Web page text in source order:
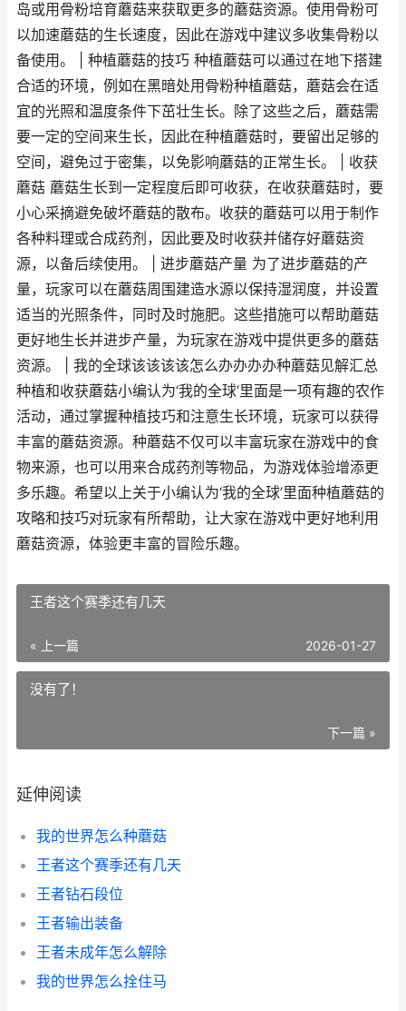
岛或用骨粉培育蘑菇来获取更多的蘑菇资源。使用骨粉可
以加速蘑菇的生长速度，因此在游戏中建议多收集骨粉以
备使用。 | 种植蘑菇的技巧 种植蘑菇可以通过在地下搭建
合适的环境，例如在黑暗处用骨粉种植蘑菇，蘑菇会在适
宜的光照和温度条件下茁壮生长。除了这些之后，蘑菇需
要一定的空间来生长，因此在种植蘑菇时，要留出足够的
空间，避免过于密集，以免影响蘑菇的正常生长。 | 收获
蘑菇 蘑菇生长到一定程度后即可收获，在收获蘑菇时，要
小心采摘避免破坏蘑菇的散布。收获的蘑菇可以用于制作
各种料理或合成药剂，因此要及时收获并储存好蘑菇资
源，以备后续使用。 | 进步蘑菇产量 为了进步蘑菇的产
量，玩家可以在蘑菇周围建造水源以保持湿润度，并设置
适当的光照条件，同时及时施肥。这些措施可以帮助蘑菇
更好地生长并进步产量，为玩家在游戏中提供更多的蘑菇
资源。 | 我的全球该该该该怎么办办办办种蘑菇见解汇总
种植和收获蘑菇小编认为‘我的全球’里面是一项有趣的农作
活动，通过掌握种植技巧和注意生长环境，玩家可以获得
丰富的蘑菇资源。种蘑菇不仅可以丰富玩家在游戏中的食
物来源，也可以用来合成药剂等物品，为游戏体验增添更
多乐趣。希望以上关于小编认为‘我的全球’里面种植蘑菇的
攻略和技巧对玩家有所帮助，让大家在游戏中更好地利用
蘑菇资源，体验更丰富的冒险乐趣。
王者这个赛季还有几天
« 上一篇 2026-01-27
没有了！
下一篇 »
延伸阅读
我的世界怎么种蘑菇
王者这个赛季还有几天
王者钻石段位
王者输出装备
王者未成年怎么解除
我的世界怎么拴住马